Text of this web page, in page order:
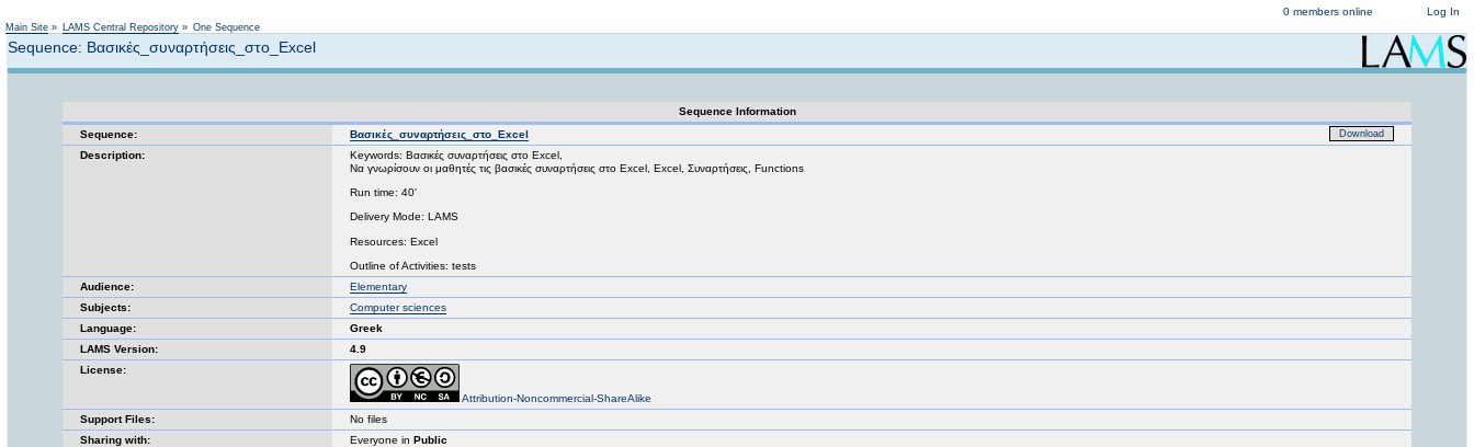
Log In
0 members online
Main Site » LAMS Central Repository » One Sequence
Sequence: Βασικές_συναρτήσεις_στο_Excel
Sequence Information
Sequence:
Βασικές_συναρτήσεις_στο_Excel Download
Description:
Keywords: Βασικές συναρτήσεις στο Excel,
Να γνωρίσουν οι μαθητές τις βασικές συναρτήσεις στο Excel, Excel, Συναρτήσεις, Functions
Run time: 40'
Delivery Mode: LAMS
Resources: Excel
Outline of Activities: tests
Audience:
Elementary
Subjects:
Computer sciences
Language:
Greek
LAMS Version:
4.9
License:
Attribution-Noncommercial-ShareAlike
Support Files:
No files
Sharing with:
Everyone in Public